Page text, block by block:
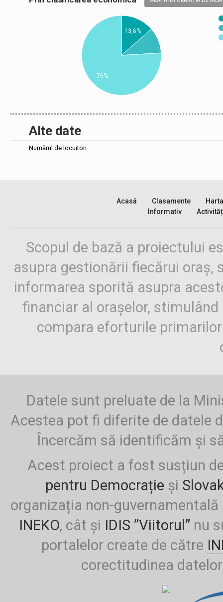
13,6%
76%
Alte date
Numărul de locuitori
Acasă Clasamente
Harta
Informativ
Scopul de bază a proiectului
asupra gestionării fiecărui oraș,
informarea sporită asupra
financiar al orașelor,
compara eforturile
Datele sunt preluate de la
Acestea pot fi diferite de datele
Încercăm să identificăm și
Acest proiect a fost susțiun
pentru Democrație și
organizația non-
INEKO, cât și IDIS ”Viitorul” nu
portalelor create de către
corectitudinea